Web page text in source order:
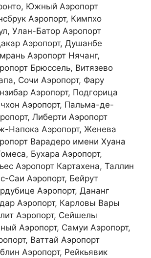
Южный Аэропорт
Аэропорт, Кимпхо
Улан-Батор Аэропорт
Аэропорт, Душанбе
Аэропорт Нячанг,
Брюссель, Витязево
Сочи Аэропорт, Фару
Аэропорт, Подгорица
Аэропорт, Пальма-де-
Либерти Аэропорт
Напока Аэропорт, Женева
Варадеро имени Хуана
Бухара Аэропорт,
Аэропорт Картахена, Таллин
Саи Аэропорт, Бейрут
Аэропорт, Дананг
Аэропорт, Карловы Вары
Аэропорт, Сейшелы
Аэропорт, Самуи Аэропорт,
Ваттай Аэропорт
Аэропорт, Рейкьявик